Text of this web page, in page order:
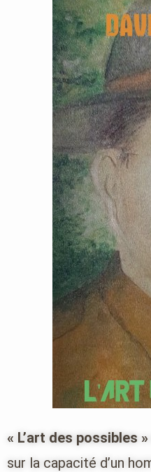
« L’art des possibles »
sur la capacité d’un